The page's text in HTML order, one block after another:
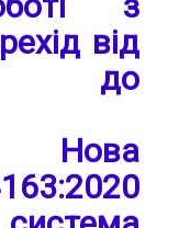
від
до
Нова